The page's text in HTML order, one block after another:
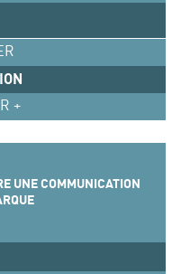
+
UNE COMMUNICATION